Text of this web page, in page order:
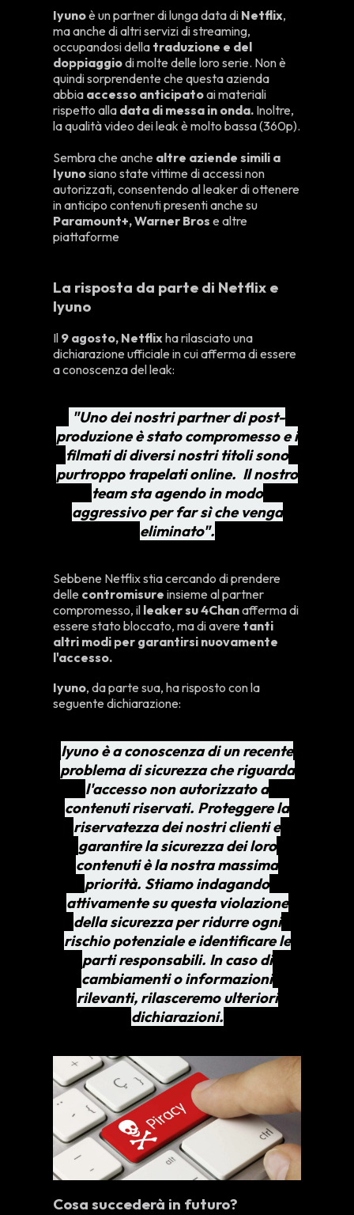
Iyunoè un partner di lunga data di Netflix,
ma anche di altri servizi di streaming,
occupandosi della traduzione e del
doppiaggiodi molte delle loro serie. Non è
quindi sorprendente che questa azienda
abbia accesso anticipatoai materiali
rispetto alla data di messa in onda. Inoltre,
la qualità video dei leak è molto bassa (360p).
Sembra che anche altre aziende simili a
Iyunosiano state vittime di accessi non
autorizzati, consentendo al leaker di ottenere
in anticipo contenuti presenti anche su
Paramount+, Warner Bros e altre
piattaforme
La risposta da parte di Netflix e
Iyuno
Il 9 agosto, Netflixha rilasciato una
dichiarazione ufficiale in cui afferma di essere
a conoscenza del leak:
"Uno dei nostri partner di post-
produzione è stato compromesso e i
filmati di diversi nostri titoli sono
purtroppo trapelati online. Il nostro
team sta agendo in modo
aggressivo per far sì che venga
eliminato".
Sebbene Netflix stia cercando di prendere
delle contromisureinsieme al partner
compromesso, il leaker su 4Chanafferma di
essere stato bloccato, ma di avere tanti
altri modi per garantirsi nuovamente
l'accesso.
Iyuno, da parte sua, ha risposto con la
seguente dichiarazione:
Iyuno è a conoscenza di un recente
problema di sicurezza che riguarda
l'accesso non autorizzato a
contenuti riservati. Proteggere la
riservatezza dei nostri clienti e
garantire la sicurezza dei loro
contenuti è la nostra massima
priorità. Stiamo indagando
attivamente su questa violazione
della sicurezza per ridurre ogni
rischio potenziale e identificare le
parti responsabili. In caso di
cambiamenti o informazioni
rilevanti, rilasceremo ulteriori
dichiarazioni.
Cosa succederà in futuro?